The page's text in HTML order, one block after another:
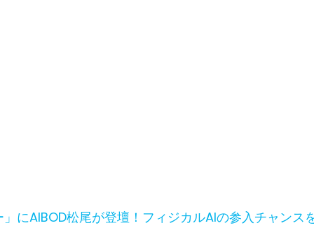
にAIBOD松尾が登壇！フィジカルAIの参入チャンス